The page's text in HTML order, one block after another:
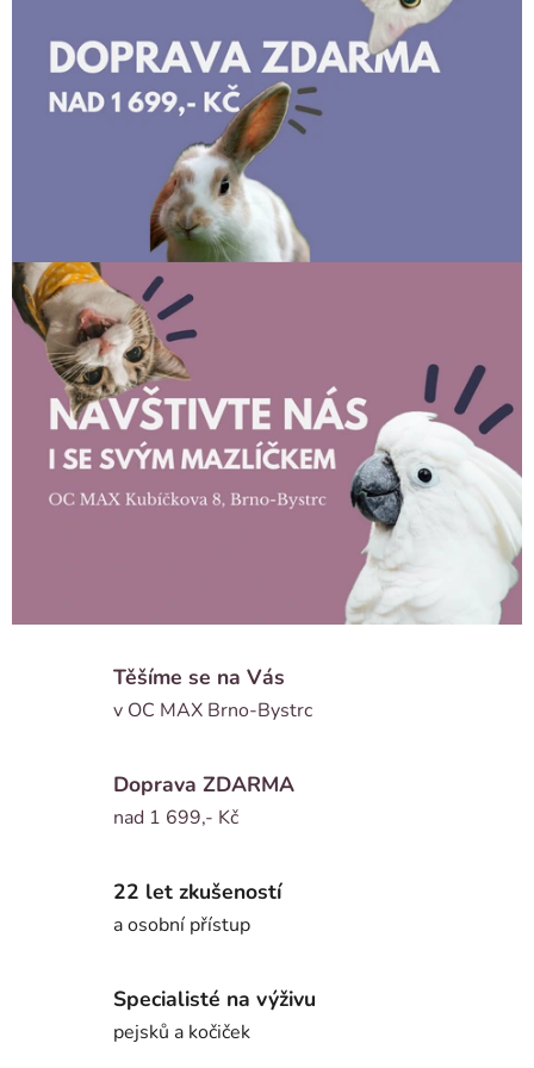
Těšíme se na Vás
v OC MAX Brno-Bystrc
Doprava ZDARMA
nad 1 699,- Kč
22 let zkušeností
a osobní přístup
Specialisté na výživu
pejsků a kočiček